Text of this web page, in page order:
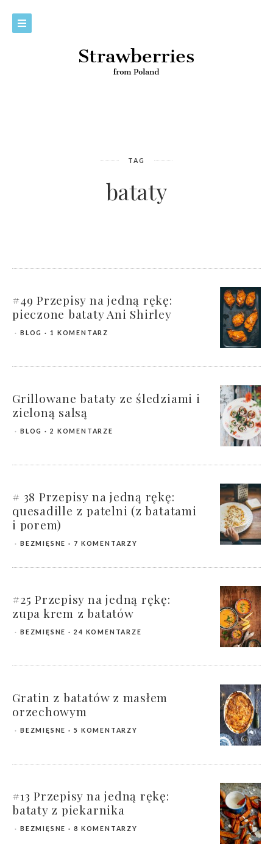
TAG
bataty
#49 Przepisy na jedną rękę:
pieczone bataty Ani Shirley
BLOG 1 KOMENTARZ
Grillowane bataty ze śledziami i
zieloną salsą
BLOG 2 KOMENTARZE
# 38 Przepisy na jedną rękę:
quesadille z patelni (z batatami
i porem)
BEZMIĘSNE 7 KOMENTARZY
#25 Przepisy na jedną rękę:
zupa krem z batatów
BEZMIĘSNE 24 KOMENTARZE
Gratin z batatów z masłem
orzechowym
BEZMIĘSNE 5 KOMENTARZY
#13 Przepisy na jedną rękę:
bataty z piekarnika
BEZMIĘSNE 8 KOMENTARZY